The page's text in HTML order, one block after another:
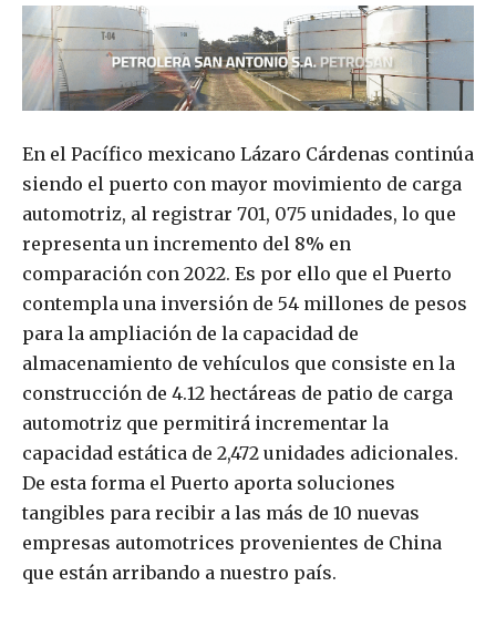
En el Pacífico mexicano Lázaro Cárdenas continúa
siendo el puerto con mayor movimiento de carga
automotriz, al registrar 701, 075 unidades, lo que
representa un incremento del 8% en
comparación con 2022. Es por ello que el Puerto
contempla una inversión de 54 millones de pesos
para la ampliación de la capacidad de
almacenamiento de vehículos que consiste en la
construcción de 4.12 hectáreas de patio de carga
automotriz que permitirá incrementar la
capacidad estática de 2,472 unidades adicionales.
De esta forma el Puerto aporta soluciones
tangibles para recibir a las más de 10 nuevas
empresas automotrices provenientes de China
que están arribando a nuestro país.